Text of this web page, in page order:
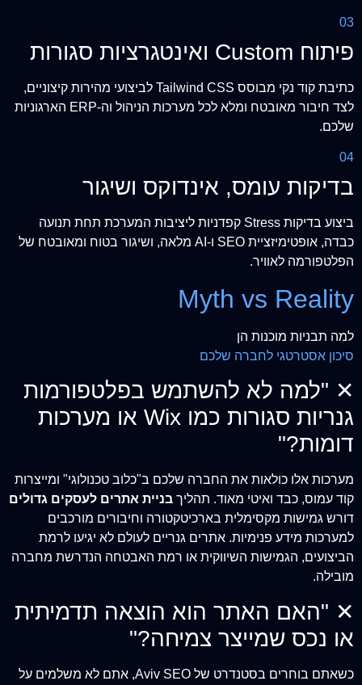
03
פיתוח Custom ואינטגרציות סגורות
כתיבת קוד נקי מבוסס Tailwind CSS לביצועי מהירות קיצוניים,
לצד חיבור מאובטח ומלא לכל מערכות הניהול וה-ERP הארגוניות
שלכם.
04
בדיקות עומס, אינדוקס ושיגור
ביצוע בדיקות Stress קפדניות ליציבות המערכת תחת תנועה
כבדה, אופטימיזציית SEO ו-AI מלאה, ושיגור בטוח ומאובטח של
הפלטפורמה לאוויר.
Myth vs Reality
למה תבניות מוכנות הן
סיכון אסטרטגי לחברה שלכם
✕ "למה לא להשתמש בפלטפורמות
גנריות סגורות כמו Wix או מערכות
דומות?"
מערכות אלו כולאות את החברה שלכם ב"כלוב טכנולוגי" ומייצרות
קוד עמוס, כבד ואיטי מאוד. תהליך בניית אתרים לעסקים גדולים
דורש גמישות מקסימלית בארכיטקטורה וחיבורים מורכבים
למערכות מידע פנימיות. אתרים גנריים לעולם לא יגיעו לרמת
הביצועים, הגמישות השיווקית או רמת האבטחה הנדרשת מחברה
מובילה.
✕ "האם האתר הוא הוצאה תדמיתית
או נכס שמייצר צמיחה?"
כשאתם בוחרים בסטנדרט של Aviv SEO, אתם לא משלמים על